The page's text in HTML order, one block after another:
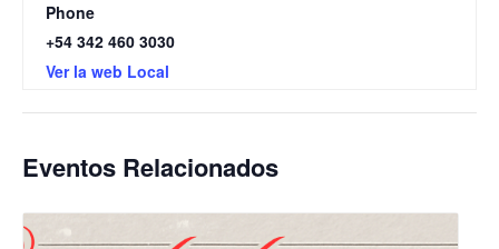
Phone
+54 342 460 3030
Ver la web Local
Eventos Relacionados